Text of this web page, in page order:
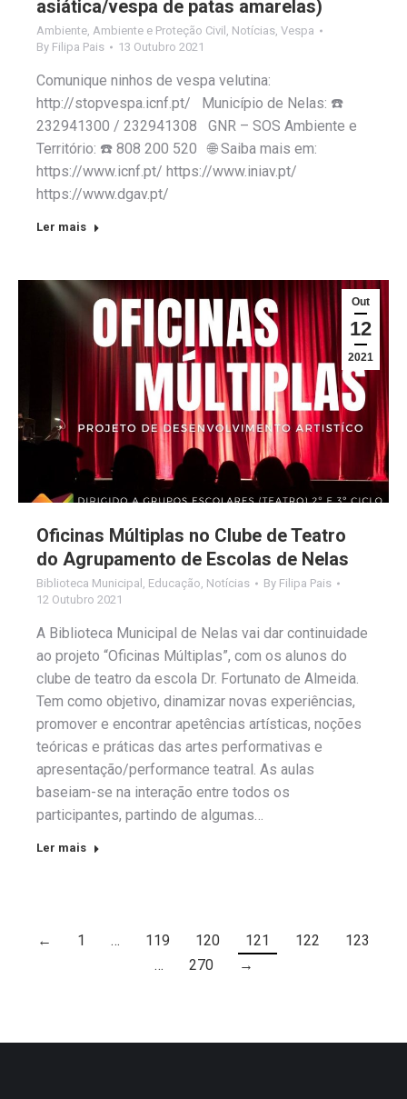
asiática/vespa de patas amarelas)
Ambiente, Ambiente e Proteção Civil , Notícias, Vespa
By Filipa Pais 13 Outubro 2021
Comunique ninhos de vespa velutina:
http://stopvespa.icnf.pt/ Município de Nelas: ☎️
232941300 / 232941308 GNR – SOS Ambiente e
Território: ☎️ 808 200 520 🌐 Saiba mais em:
https://www.icnf.pt/ https://www.iniav.pt/
https://www.dgav.pt/
Ler mais
Out
12
2021
Oficinas Múltiplas no Clube de Teatro
do Agrupamento de Escolas de Nelas
Biblioteca Municipal Educação Notícias By Filipa Pais
12 Outubro 2021
A Biblioteca Municipal de Nelas vai dar continuidade
ao projeto “Oficinas Múltiplas”, com os alunos do
clube de teatro da escola Dr. Fortunato de Almeida.
Tem como objetivo, dinamizar novas experiências,
promover e encontrar apetências artísticas, noções
teóricas e práticas das artes performativas e
apresentação/performance teatral. As aulas
baseiam-se na interação entre todos os
participantes, partindo de algumas…
Ler mais
← 1 … 119 120 121 122
123
…
270 →